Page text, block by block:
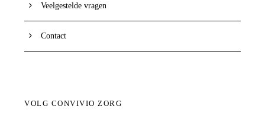
Veelgestelde vragen
Contact
VOLG CONVIVIO ZORG